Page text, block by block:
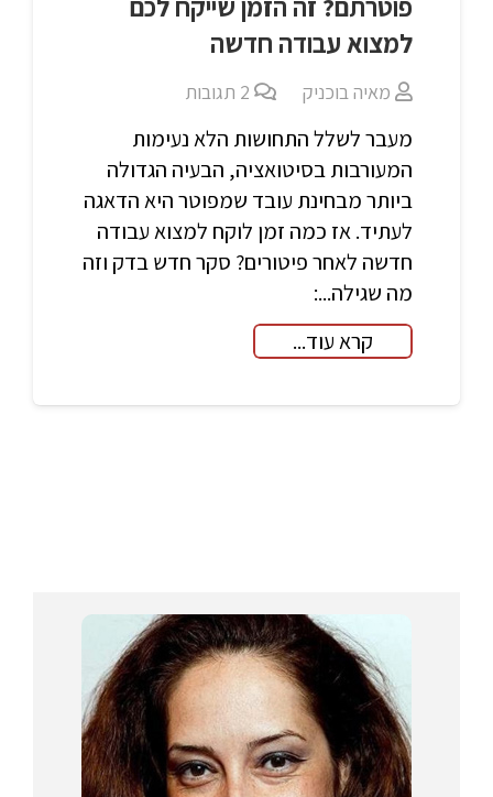
למצוא עבודה חדשה
מאיה בוכניק 2 תגובות
מעבר לשלל התחושות הלא נעימות
המעורבות בסיטואציה, הבעיה הגדולה
ביותר מבחינת עובד שמפוטר היא הדאגה
לעתיד. אז כמה זמן לוקח למצוא עבודה
חדשה לאחר פיטורים? סקר חדש בדק וזה
מה שגילה...:
קרא עוד...